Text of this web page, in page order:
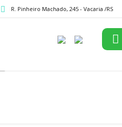
R. Pinheiro Machado, 245 - Vacaria /RS